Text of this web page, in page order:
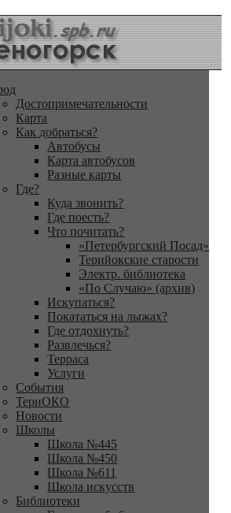
Достопримечательности
Карта
Как добраться?
Автобусы
Карта автобусов
Разные карты
Где?
Куда звонить?
Где поесть?
Что почитать?
«Петербургский Посад»
Терийокские старости
Электр. библиотека
«По Случаю» (архив)
Искупаться?
Покататься на лыжах?
Где отдохнуть?
Развлечься?
Терраса
Услуги
События
ТериОКО
Новости
Школы
Школа №445
Школа №450
Школа №611
Школа искусств
Библиотеки